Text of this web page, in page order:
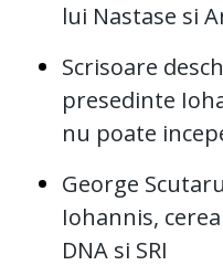
lui Nastase si
Scrisoare
presedinte
nu poate
George
Iohannis,
DNA si SRI